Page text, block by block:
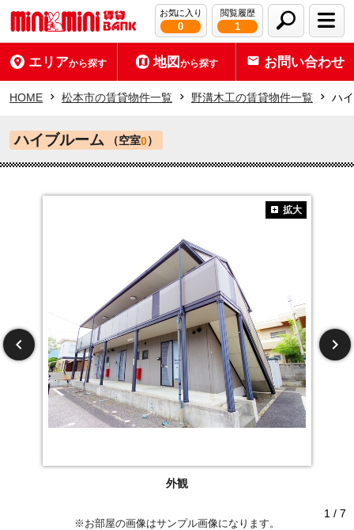
お気に入り
0
閲覧履歴
1
エリアから探す 地図から探す お問い合わせ
HOME 松本市の賃貸物件一覧 野溝木工の賃貸物件一覧 ハ
ハイブルーム （空室0）
外観
拡大
1 / 7
※お部屋の画像はサンプル画像になります。